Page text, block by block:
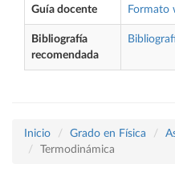
Guía docente Formato
Bibliografía
recomendada
Inicio Grado en Física
Termodinámica